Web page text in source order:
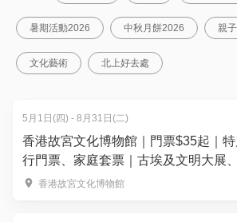
暑期活動2026 中秋月餅2026 親
文化藝術 北上好去處
5月1日(四) - 8月31日(二)
香港故宮文化博物館｜門票$35起｜
行門票、家庭套票｜古埃及文明大展
香港故宮文化博物館